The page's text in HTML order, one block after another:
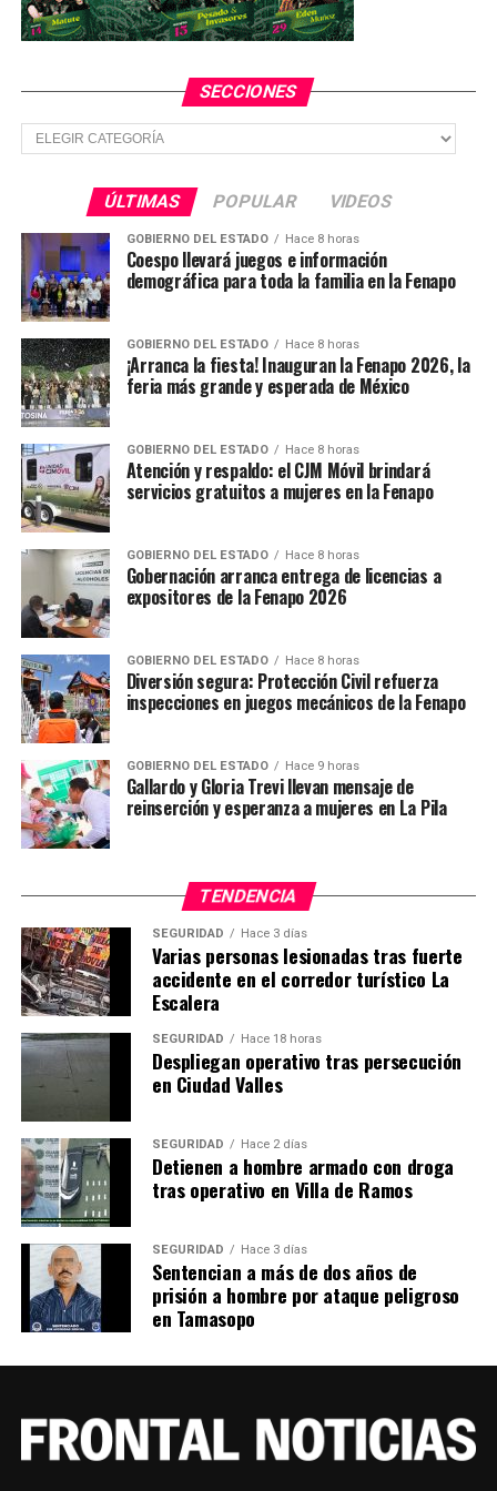
El gobernador de Veracruz, Cuitláhuac García Jiménez,
confirmó el rescate del periodista en su cuenta de
“Hace unos momentos hemos logrado liberar al
periodista Marcos Miranda. Felicito a los elementos de
coordinada en los operativos y la intervención de
SSPyPC. Felicidades Hugo Gutiérrez”, escribió en su
cuenta de Twitter el mandatario estatal.
Marcos Miranda fue privado de la libertad la mañana del
miércoles en Boca del Río cuando salía de su casa para
llevar a su nieta a la escuela.
https://www.facebook.com/noticiasatiempo/videos/
sfns=xmwa
TEMAS RELACIONADOS
YA VIENE
Se registra enorme fumarola en el volcán Popocatépetl
NO TE PIERDAS
Secuestran a periodista en Veracruz cuando llevaba a su
nieta a la escuela
SECCIONES
Secciones
ÚLTIMAS POPULAR VIDEOS
GOBIERNO DEL ESTADO Hace 8 horas
Coespo llevará juegos e información
demográfica para toda la familia en la Fenapo
GOBIERNO DEL ESTADO Hace 8 horas
¡Arranca la fiesta! Inauguran la Fenapo 2026, la
feria más grande y esperada de México
GOBIERNO DEL ESTADO Hace 8 horas
Atención y respaldo: el CJM Móvil brindará
servicios gratuitos a mujeres en la Fenapo
GOBIERNO DEL ESTADO Hace 8 horas
Gobernación arranca entrega de licencias a
expositores de la Fenapo 2026
GOBIERNO DEL ESTADO Hace 8 horas
Diversión segura: Protección Civil refuerza
inspecciones en juegos mecánicos de la Fenapo
GOBIERNO DEL ESTADO Hace 9 horas
Gallardo y Gloria Trevi llevan mensaje de
reinserción y esperanza a mujeres en La Pila
TENDENCIA
SEGURIDAD Hace 3 días
Varias personas lesionadas tras fuerte
accidente en el corredor turístico La
Escalera
SEGURIDAD Hace 18 horas
Despliegan operativo tras persecución
en Ciudad Valles
SEGURIDAD Hace 2 días
Detienen a hombre armado con droga
tras operativo en Villa de Ramos
SEGURIDAD Hace 3 días
Sentencian a más de dos años de
prisión a hombre por ataque peligroso
en Tamasopo